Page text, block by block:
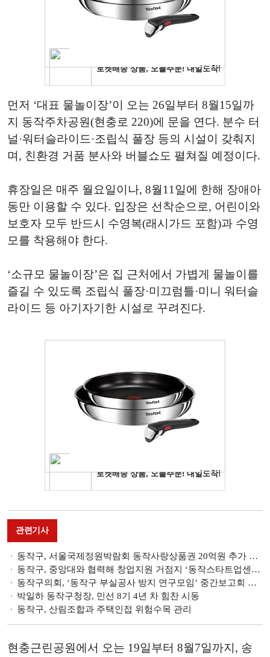
먼저 ‘대표 물놀이장’이 오는 26일부터 8월15일까
지 동작주차공원(현충로 220)에 문을 연다. 분수 터
널·워터슬라이드·조립식 풀장 등의 시설이 갖춰지
며, 친환경 거품 분사와 버블쇼도 펼쳐질 예정이다.
휴장일은 매주 월요일이나, 8월11일에 한해 장애아
동만 이용할 수 있다. 입장은 선착순으로, 어린이와
보호자 모두 반드시 수영복(래시가드 포함)과 수영
모를 착용해야 한다.
‘소규모 물놀이장’은 집 근처에서 가볍게 물놀이를
즐길 수 있도록 조립식 풀장·미끄럼틀·미니 워터슬
라이드 등 아기자기한 시설로 꾸려진다.
관련기사
동작구, 서울국제정원박람회 동작사랑상품권 20억원 추가 발행
동작구, 중앙대와 협력해 창업지원 거점지 ‘동작스타트업센터’ 마련
동작구의회, ‘동작구 부실공사 방지 연구모임’ 중간보고회 개최
박일하 동작구청장, 민선 8기 4년 차 힘찬 시동
동작구, 산림조합과 주택인접 위험수목 관리
현충근린공원에서 오는 19일부터 8월7일까지, 송